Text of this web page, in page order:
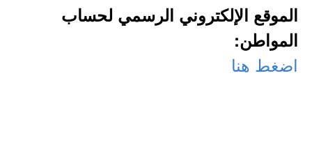
الموقع الإلكتروني الرسمي لحساب
المواطن:
اضغط هنا